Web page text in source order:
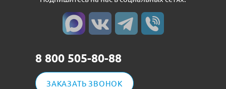
8 800 505-80-88
ЗАКАЗАТЬ ЗВОНОК